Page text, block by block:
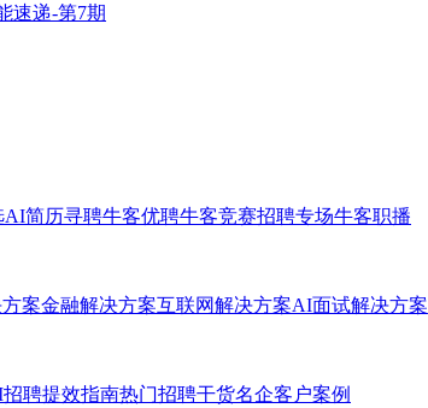
速递-第7期
AI简历寻聘牛客优聘牛客竞赛招聘专场牛客职播
案金融解决方案互联网解决方案AI面试解决方案
聘提效指南热门招聘干货名企客户案例